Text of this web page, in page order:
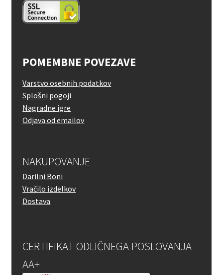
POMEMBNE POVEZAVE
Varstvo osebnih podatkov
Splošni pogoji
Nagradne igre
Odjava od emailov
NAKUPOVANJE
Darilni Boni
Vračilo izdelkov
Dostava
CERTIFIKAT ODLIČNEGA POSLOVANJA
AA+